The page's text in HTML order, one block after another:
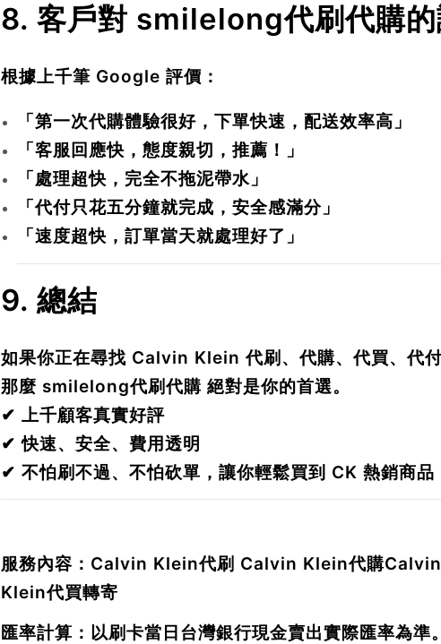
8. 客戶對 smilelong代刷代購
根據上千筆 Google 評價：
「第一次代購體驗很好，下單快速，配送效率高」
「客服回應快，態度親切，推薦！」
「處理超快，完全不拖泥帶水」
「代付只花五分鐘就完成，安全感滿分」
「速度超快，訂單當天就處理好了」
9. 總結
如果你正在尋找 Calvin Klein 代刷、代購、代買、代
那麼 smilelong代刷代購絕對是你的首選。
✔ 上千顧客真實好評
✔ 快速、安全、費用透明
✔ 不怕刷不過、不怕砍單，讓你輕鬆買到 CK 熱銷商品
服務內容： Calvin Klein代刷 Calvin Klein代購
Klein代買轉寄
匯率計算：以刷卡當日台灣銀行現金賣出實際匯率為準